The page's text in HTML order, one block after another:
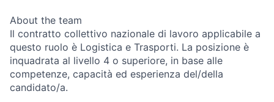
About the team
Il contratto collettivo nazionale di lavoro applicabile a
questo ruolo è Logistica e Trasporti. La posizione è
inquadrata al livello 4 o superiore, in base alle
competenze, capacità ed esperienza del/della
candidato/a.